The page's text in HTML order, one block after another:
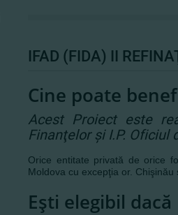
IFAD (FIDA) II
Cine poate
Acest Proiect este
Finanţelor şi I.P. Oficiul
Orice entitate privată de orice
Moldova cu excepţia or. Chişinău
Eşti elegibil dacă